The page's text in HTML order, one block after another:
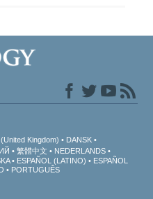
Kingdom)
DANSK
繁體中文
NEDERLANDS
ESPAÑOL (LATINO)
ESPAÑOL
PORTUGUÊS